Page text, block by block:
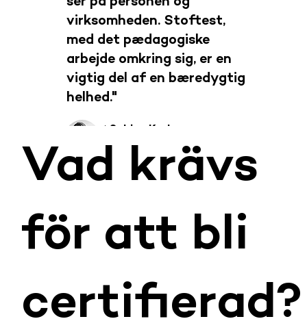
virksomheden. Stoftest,
med det pædagogiske
arbejde omkring sig, er en
vigtig del af en bæredygtig
helhed."
Sabina Karlsson
CEO Prodia
Vad krävs
för att bli
certifierad?